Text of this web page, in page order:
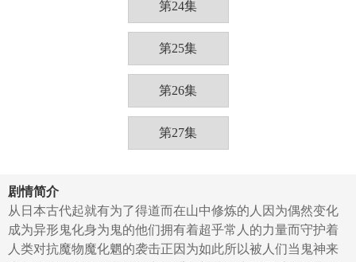
第24集
第25集
第26集
第27集
剧情简介
从日本古代起就有为了得道而在山中修炼的人因为偶然变化
成为异形鬼化身为鬼的他们拥有着超乎常人的力量而守护着
人类对抗魔物魔化魍的袭击正因为如此所以被人们当鬼神来